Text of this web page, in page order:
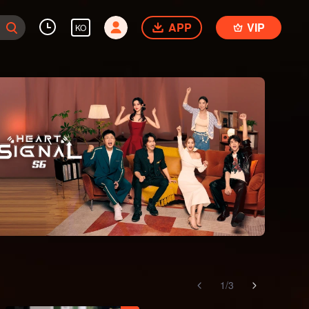
KO APP VIP
1/3